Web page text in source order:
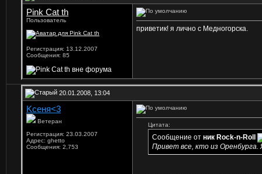
Pink Cat th
Пользователь
Регистрация: 13.12.2007
Сообщения: 85
приветик! я лично с Медногорска.
20.01.2008, 13:04
Kceня<3
Ветеран
Регистрация: 23.03.2007
Адрес: ghetto
Сообщения: 2,753
Цитата:
Сообщение от ник Rock-n-Roll
Привет все, кто из